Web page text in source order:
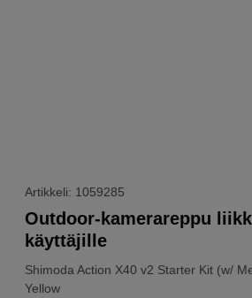
Artikkeli: 1059285
Shimoda Action X40 v2 Starter Kit (w/
Yellow
Outdoor-kamerareppu
käyttäjille